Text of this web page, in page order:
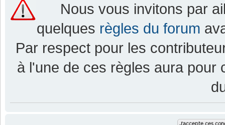
Nous vous invitons par
quelques règles du forum
Par respect pour les
à l'une de ces règles aura pour